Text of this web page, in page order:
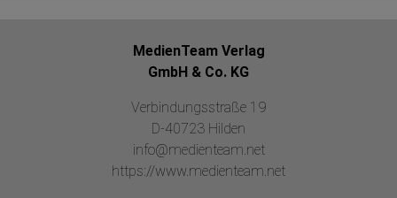
MedienTeam Verlag
GmbH & Co. KG
Verbindungsstraße 19
D-40723 Hilden
info@medienteam.net
https://www.medienteam.net